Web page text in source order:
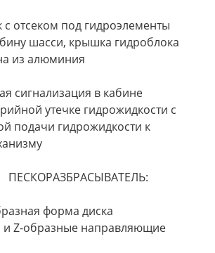
под гидроэлементы
шасси, крышка гидроблока
алюминия
в кабине
утечке гидрожидкости с
гидрожидкости к
ПЕСКОРАЗБРАСЫВАТЕЛЬ:
форма диска
и Z-образные направляющие